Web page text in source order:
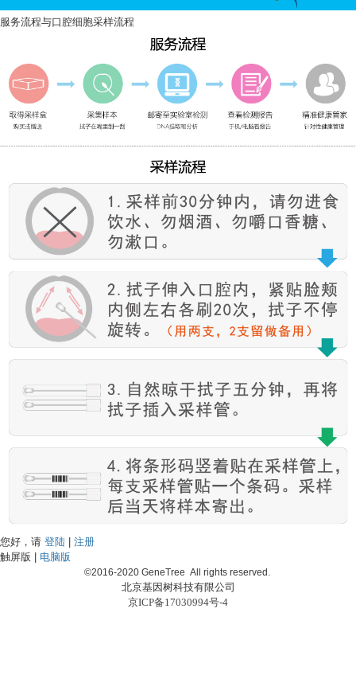
服务流程与口腔细胞采样流程
您好，请 登陆 | 注册
触屏版 | 电脑版
©2016-2020 GeneTree All rights reserved.
北京基因树科技有限公司
京ICP备17030994号-4